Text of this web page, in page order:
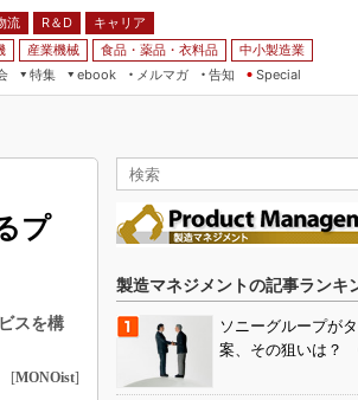
流 R＆D
キャリア
産業機械 食品・薬品・衣料品
中小製造業
特集
ebook
メルマガ
告知 Special
プ
スを構
[MONOist]
製造マネジメントの記事ランキ
ソニーグループが
案、その狙いは？